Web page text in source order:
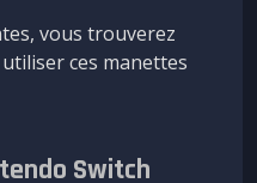
vous trouverez
ces manettes
Switch